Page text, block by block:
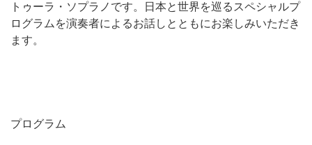
トゥーラ・ソプラノです。日本と世界を巡るスペシャルプ
ログラムを演奏者によるお話しとともにお楽しみいただき
ます。
プログラム